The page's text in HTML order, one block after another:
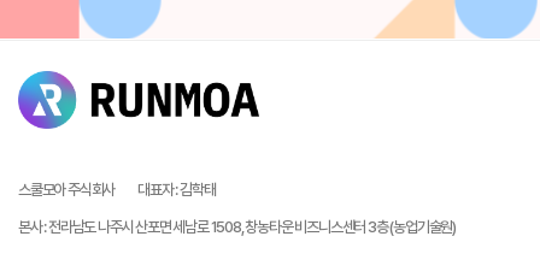
스쿨모아 주식회사 대표자:김학태
본사:전라남도 나주시 산포면 세남로 1508, 창농타운 비즈니스센터 3층 (농업기술원)